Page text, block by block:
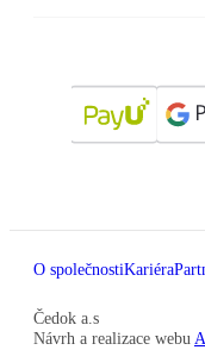
O společnostiKariéra
Čedok a.s
Návrh a realizace webu